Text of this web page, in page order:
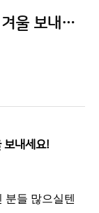
감기가능지수 활용하여 건강한 겨울 보내세요!
보내세요!
분들 많으실텐